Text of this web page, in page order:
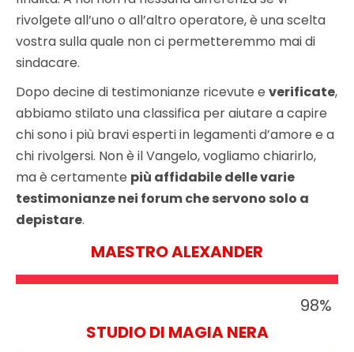
rivolgete all’uno o all’altro operatore, è una scelta
vostra sulla quale non ci permetteremmo mai di
sindacare.
Dopo decine di testimonianze ricevute e verificate,
abbiamo stilato una classifica per aiutare a capire
chi sono i più bravi esperti in legamenti d’amore e a
chi rivolgersi. Non è il Vangelo, vogliamo chiarirlo,
ma è certamente più affidabile delle varie
testimonianze nei forum che servono solo a
depistare.
MAESTRO ALEXANDER
98%
STUDIO DI MAGIA NERA